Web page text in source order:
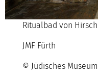
Ritualbad von Hirsch
JMF Fürth
© Jüdisches